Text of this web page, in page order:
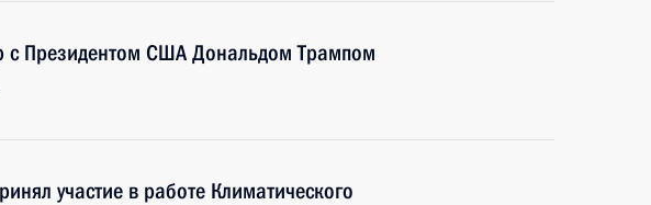
с Президентом США Дональдом Трампом
участие в работе Климатического